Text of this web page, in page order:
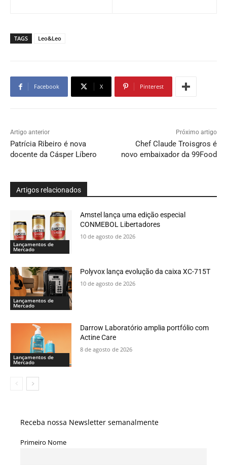
TAGS Leo&Leo
Facebook X Pinterest
Artigo anterior
Patrícia Ribeiro é nova
docente da Cásper Líbero
Próximo artigo
Chef Claude Troisgros é
novo embaixador da 99Food
Artigos relacionados
Lançamentos de
Mercado
Amstel lança uma edição especial
CONMEBOL Libertadores
10 de agosto de 2026
Lançamentos de
Mercado
Polyvox lança evolução da caixa XC-715T
10 de agosto de 2026
Lançamentos de
Mercado
Darrow Laboratório amplia portfólio com
Actine Care
8 de agosto de 2026
Receba nossa Newsletter semanalmente
Primeiro Nome